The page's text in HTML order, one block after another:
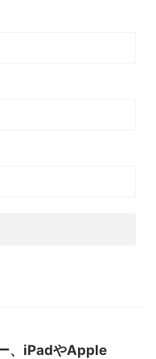
、iPadやApple